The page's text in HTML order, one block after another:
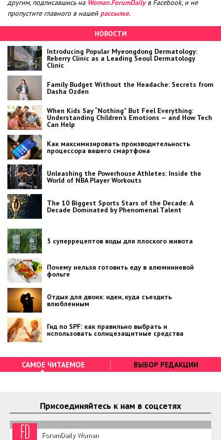
другим, подписавшись на Woman.ForumDailyв Facebook, и не
пропустите главного в нашей рассылке.
НОВОСТИ
Introducing Popular Myeongdong Dermatology:
Reberry Clinic as a Leading Seoul Dermatology
Clinic
Family Budget Without the Headache: Secrets from
Dasha Ozden
When Kids Say “Nothing” But Feel Everything:
Understanding Children’s Emotions — and How Tech
Can Help
Как максимизировать производительность
процессора вашего смартфона
Unleashing the Powerhouse Athletes: Inside the
World of NBA Player Workouts
The 10 Biggest Sports Stars of the Decade: A
Decade Dominated by Phenomenal Talent
5 суперрецептов воды для плоского живота
Почему нельзя готовить еду в алюминиевой
фольге
Отдых для двоих: идеи, куда съездить
влюбленным
Гид по SPF: как правильно выбрать и
использовать солнцезащитные средства
САМОЕ ЧИТАЕМОЕ ВЫБОР РЕДАКЦИИ
Присоединяйтесь к нам в соцсетях
ForumDaily Woman